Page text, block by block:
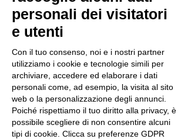
Stay tuned
personali dei visitatori
e utenti
Con il tuo consenso, noi e i nostri partner
utilizziamo i cookie e tecnologie simili per
archiviare, accedere ed elaborare i dati
personali come, ad esempio, la visita al sito
web o la personalizzazione degli annunci.
Poiché rispettiamo il tuo diritto alla privacy, è
possibile scegliere di non consentire alcuni
tipi di cookie. Clicca su preferenze GDPR